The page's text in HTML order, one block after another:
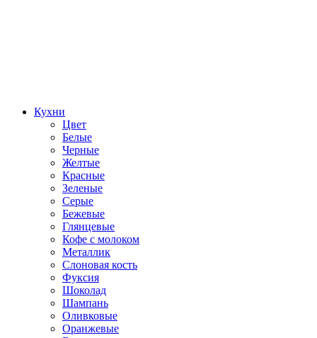
Кухни
Цвет
Белые
Черные
Желтые
Красные
Зеленые
Серые
Бежевые
Глянцевые
Кофе с молоком
Металлик
Слоновая кость
Фуксия
Шоколад
Шампань
Оливковые
Оранжевые